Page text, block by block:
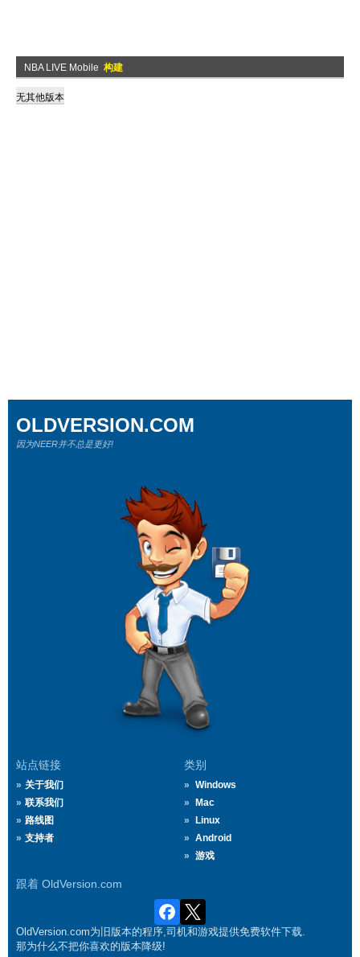
NBA LIVE Mobile 构建
无其他版本
站点链接
关于我们
联系我们
路线图
支持者
类别
Windows
Mac
Linux
Android
游戏
跟着 OldVersion.com
OLDVERSION.COM
因为NEER并不总是更好!
OldVersion.com为旧版本的程序,司机和游戏提供免费软件下载.
那为什么不把你喜欢的版本降级!